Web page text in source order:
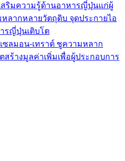
สริมความรู้ด้านอาหารญี่ปุ่นแก่ผู้
ลากหลายวัตถุดิบ จุดประกายไอ
รญี่ปุ่นเติบโต
ซลมอน-เทราต์ ชูความหลาก
สร้างมูลค่าเพิ่มเพื่อผู้ประกอบการ